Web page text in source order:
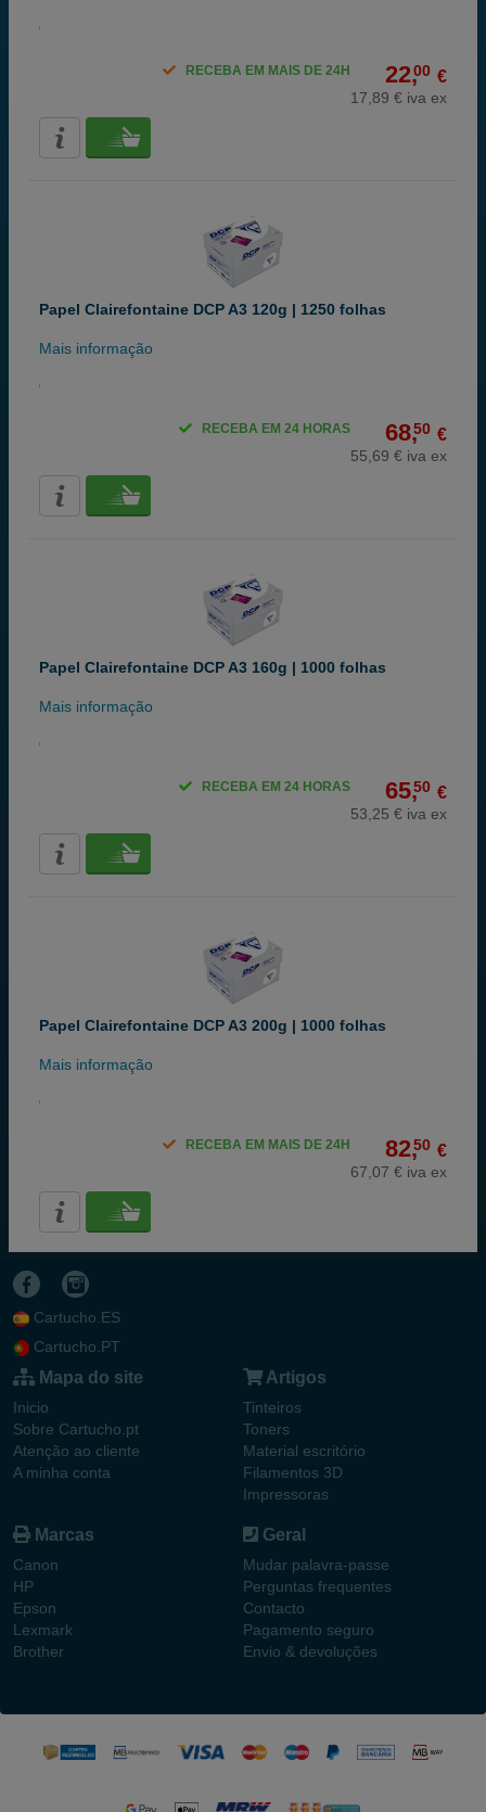
22,00 €
17,89 € iva ex
RECEBA EM MAIS DE 24H
Papel Clairefontaine DCP A3 120g | 1250 folhas
Mais informação
68,50 €
55,69 € iva ex
RECEBA EM 24 HORAS
Papel Clairefontaine DCP A3 160g | 1000 folhas
Mais informação
65,50 €
53,25 € iva ex
RECEBA EM 24 HORAS
Papel Clairefontaine DCP A3 200g | 1000 folhas
Mais informação
82,50 €
67,07 € iva ex
RECEBA EM MAIS DE 24H
Cartucho.ES
Cartucho.PT
Mapa do site
Inicio
Sobre Cartucho.pt
Atenção ao cliente
A minha conta
Artigos
Tinteiros
Toners
Material escritório
Filamentos 3D
Impressoras
Marcas
Canon
HP
Epson
Lexmark
Brother
Geral
Mudar palavra-passe
Perguntas frequentes
Contacto
Pagamento seguro
Envio & devoluções